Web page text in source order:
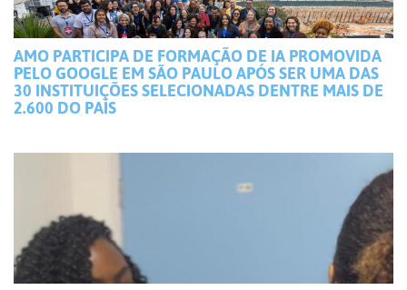
AMO PARTICIPA DE FORMAÇÃO DE IA PROMOVIDA
PELO GOOGLE EM SÃO PAULO APÓS SER UMA DAS
30 INSTITUIÇÕES SELECIONADAS DENTRE MAIS DE
2.600 DO PAÍS